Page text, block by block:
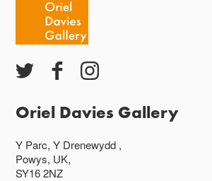
Oriel Davies Gallery
Y Parc, Y Drenewydd ,
Powys, UK,
SY16 2NZ